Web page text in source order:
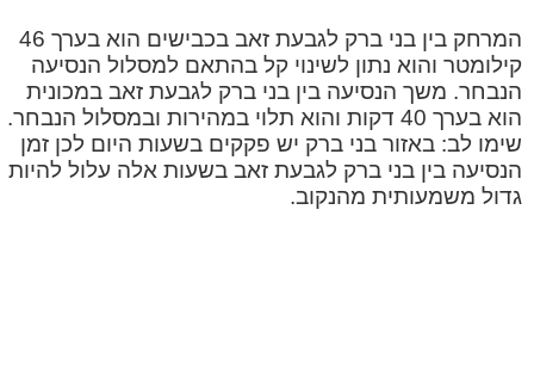
המרחק בין בני ברק לגבעת זאב בכבישים הוא בערך 46
קילומטר והוא נתון לשינוי קל בהתאם למסלול הנסיעה
הנבחר. משך הנסיעה בין בני ברק לגבעת זאב במכונית
הוא בערך 40 דקות והוא תלוי במהירות ובמסלול הנבחר.
שימו לב: באזור בני ברק יש פקקים בשעות היום לכן זמן
הנסיעה בין בני ברק לגבעת זאב בשעות אלה עלול להיות
גדול משמעותית מהנקוב.